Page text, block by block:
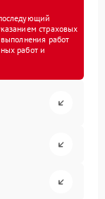
страховых
работ
работ и